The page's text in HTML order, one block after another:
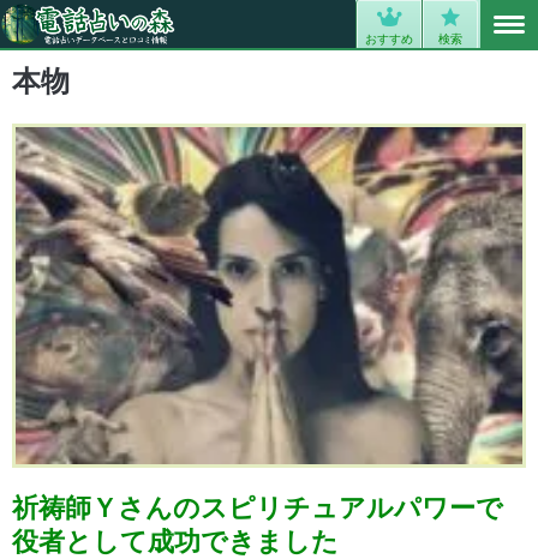
おすすめ 検索
本物
祈祷師Ｙさんのスピリチュアルパワーで
役者として成功できました